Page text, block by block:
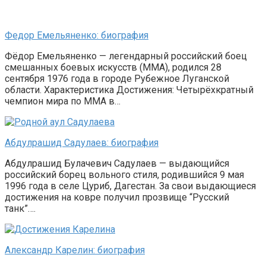
Федор Емельяненко: биография
Фёдор Емельяненко — легендарный российский боец
смешанных боевых искусств (ММА), родился 28
сентября 1976 года в городе Рубежное Луганской
области. Характеристика Достижения: Четырёхкратный
чемпион мира по ММА в…
Абдулрашид Садулаев: биография
Абдулрашид Булачевич Садулаев — выдающийся
российский борец вольного стиля, родившийся 9 мая
1996 года в селе Цуриб, Дагестан. За свои выдающиеся
достижения на ковре получил прозвище “Русский
танк”….
Александр Карелин: биография